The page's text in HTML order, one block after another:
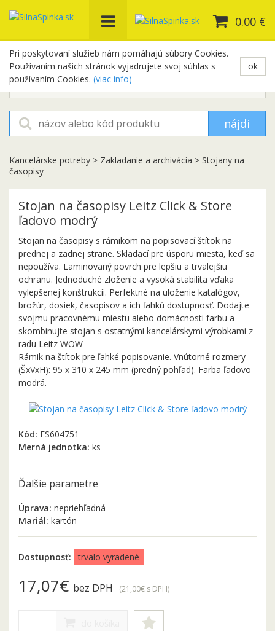
Pri poskytovaní služieb nám pomáhajú súbory Cookies.
Používaním našich stránok vyjadrujete svoj súhlas s
používaním Cookies. (viac info)
ok
0.00 €
+421 948 654 329
objednavky@silnaspinka.sk
nájdi
Kancelárske potreby > Zakladanie a archivácia > Stojany na
časopisy
Stojan na časopisy Leitz Click & Store
ľadovo modrý
Stojan na časopisy s rámikom na popisovací štítok na
prednej a zadnej strane. Skladací pre úsporu miesta, keď sa
nepoužíva. Laminovaný povrch pre lepšiu a trvalejšiu
ochranu. Jednoduché zloženie a vysoká stabilita vďaka
vylepšenej konštrukcii. Perfektné na uloženie katalógov,
brožúr, dosiek, časopisov a ich ľahkú dostupnosť. Dodajte
svojmu pracovnému miestu alebo domácnosti farbu a
skombinujte stojan s ostatnými kancelárskymi výrobkami z
radu Leitz WOW
Rámik na štítok pre ľahké popisovanie. Vnútorné rozmery
(ŠxVxH): 95 x 310 x 245 mm (predný pohľad). Farba ľadovo
modrá.
Kód: ES604751
Merná jednotka: ks
Ďalšie parametre
Úprava: nepriehľadná
Mariál: kartón
Dostupnosť: trvalo vyradené
17,07€ bez DPH (21,00€ s DPH)